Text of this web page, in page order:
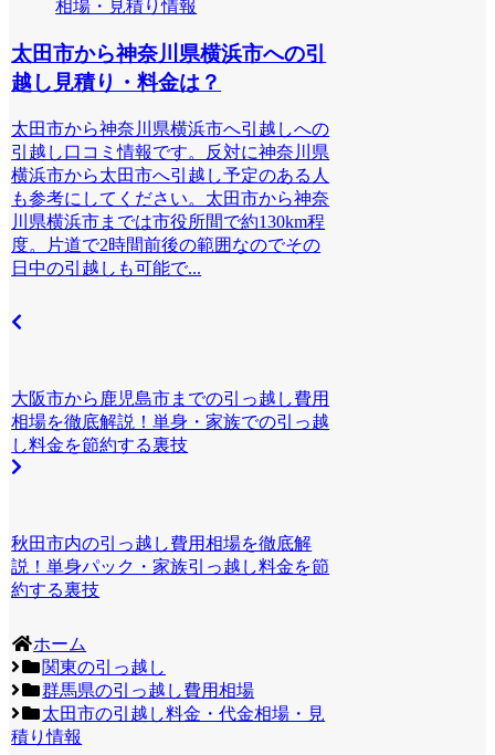
相場・見積り情報
太田市から神奈川県横浜市への引
越し見積り・料金は？
太田市から神奈川県横浜市へ引越しへの
引越し口コミ情報です。反対に神奈川県
横浜市から太田市へ引越し予定のある人
も参考にしてください。太田市から神奈
川県横浜市までは市役所間で約130km程
度。片道で2時間前後の範囲なのでその
日中の引越しも可能で...
大阪市から鹿児島市までの引っ越し費用
相場を徹底解説！単身・家族での引っ越
し料金を節約する裏技
秋田市内の引っ越し費用相場を徹底解
説！単身パック・家族引っ越し料金を節
約する裏技
ホーム
関東の引っ越し
群馬県の引っ越し費用相場
太田市の引越し料金・代金相場・見
積り情報